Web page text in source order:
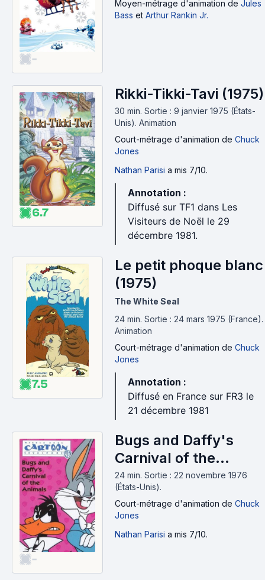
-
Moyen-métrage d'animation de Jules
Bass et Arthur Rankin Jr.
6.7
Rikki-Tikki-Tavi
30 min. Sortie : 9 janvier 1975 (États-
Unis). Animation
Court-métrage d'animation de Chuck
Jones
Nathan Parisi a mis 7/10.
Annotation :
Diffusé sur TF1 dans Les
Visiteurs de Noël le 29
décembre 1981.
7.5
Le petit phoque blanc
(1975)
The White Seal
24 min. Sortie : 24 mars 1975 (France).
Animation
Court-métrage d'animation de Chuck
Jones
Annotation :
Diffusé en France sur FR3 le
21 décembre 1981
-
Bugs and Daffy's
Carnival of the
Animals (1976)
24 min. Sortie : 22 novembre 1976
(États-Unis).
Court-métrage d'animation de Chuck
Jones
Nathan Parisi a mis 7/10.